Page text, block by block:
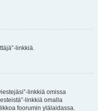
linkkiä.
linkkiä omissa
linkkiä omalla
foorumin ylälaidassa.